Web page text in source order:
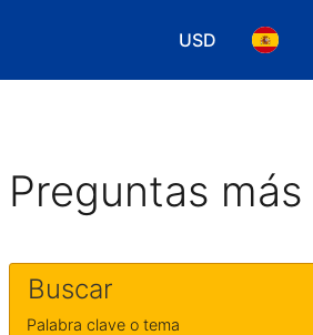
USD
Elegir tu
Preguntas
Buscar
Palabra clave o tema